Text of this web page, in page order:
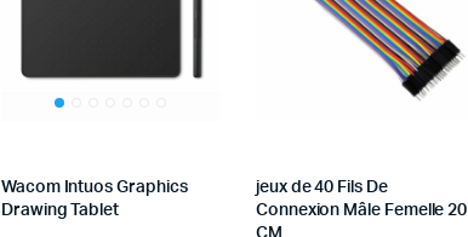
Wacom Intuos Graphics
Drawing Tablet
jeux de 40 Fils De
Connexion Mâle Femelle 20